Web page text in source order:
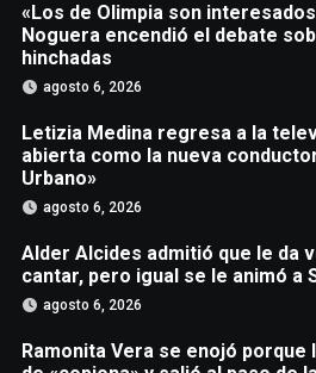
«Los de Olimpia son
Noguera encendió el debate
hinchadas
agosto 6, 2026
Letizia Medina regresa a la
abierta como la nueva
Urbano»
agosto 6, 2026
Alder Alcides admitió que le da
cantar, pero igual se le animó a
agosto 6, 2026
Ramonita Vera se enojó porque